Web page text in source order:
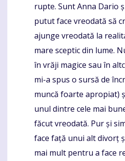
rupte. Sunt Anna Dario
putut face vreodată să
ajunge vreodată la
mare sceptic din lume.
în vrăji magice sau în
mi-a spus o sursă de
muncă foarte apropiat)
unul dintre cele mai
făcut vreodată. Pur și
face față unui alt divorț
mai mult pentru a face